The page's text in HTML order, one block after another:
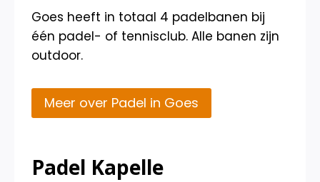
Goes heeft in totaal 4 padelbanen bij
één padel- of tennisclub. Alle banen zijn
outdoor.
Meer over Padel in Goes
Padel Kapelle